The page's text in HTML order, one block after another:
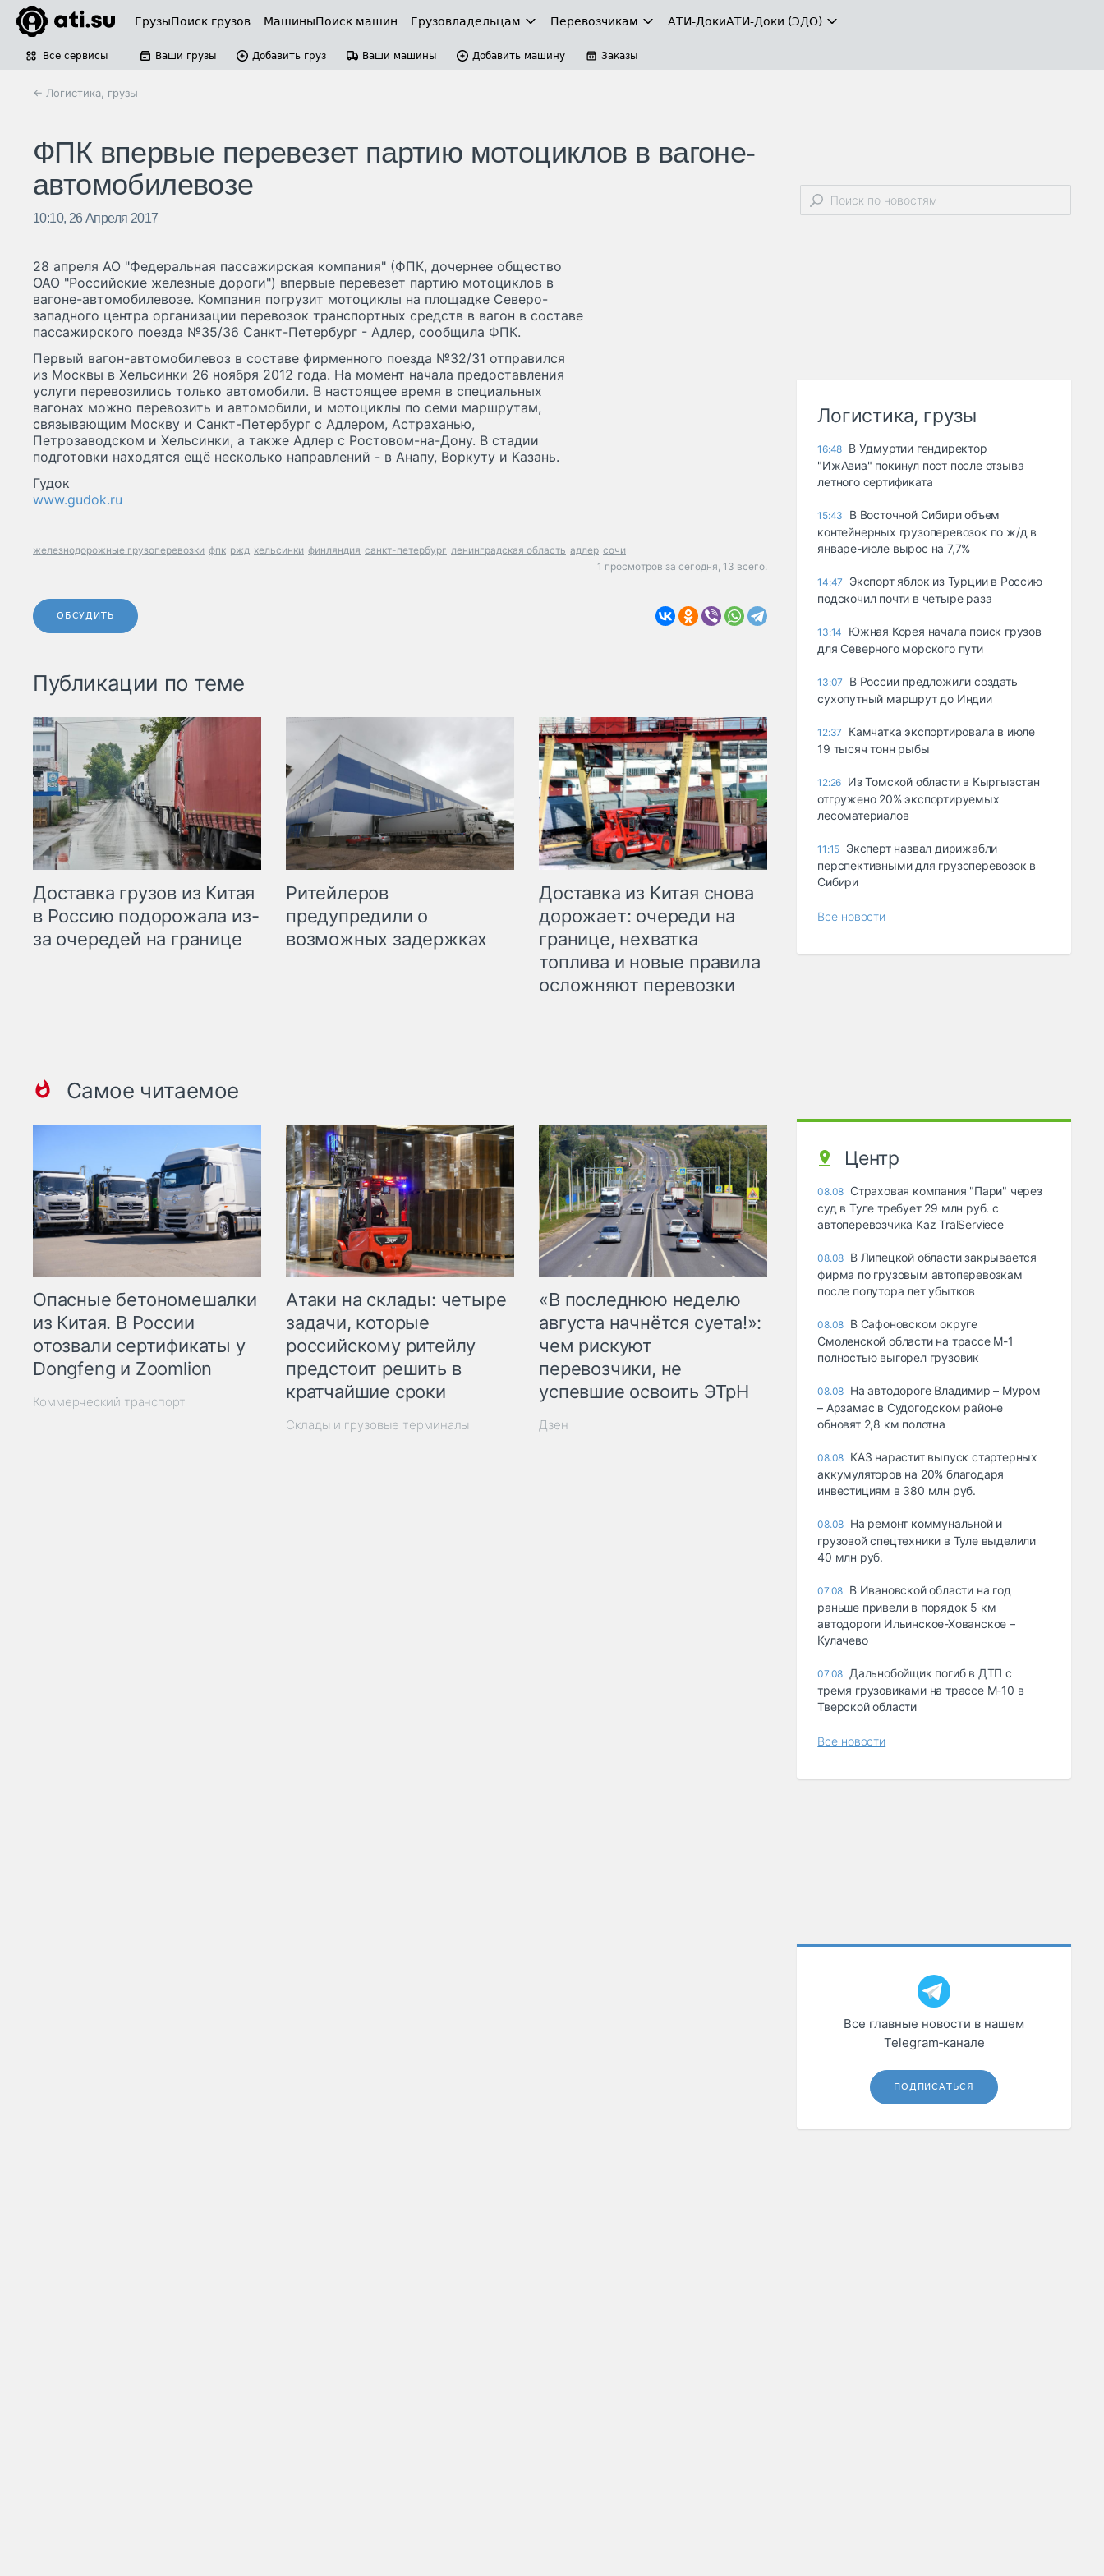
ГрузыПоиск грузов МашиныПоиск машин Грузовладельцам Перевозчикам АТИ-ДокиАТИ-Доки (ЭДО)
Все сервисы Ваши грузы Добавить груз Ваши машины Добавить машину Заказы
← Логистика, грузы
ФПК впервые перевезет партию мотоциклов в вагоне-
автомобилевозе
10:10, 26 Апреля 2017
28 апреля АО "Федеральная пассажирская компания" (ФПК, дочернее общество
ОАО "Российские железные дороги") впервые перевезет партию мотоциклов в
вагоне-автомобилевозе. Компания погрузит мотоциклы на площадке Северо-
западного центра организации перевозок транспортных средств в вагон в составе
пассажирского поезда №35/36 Санкт-Петербург - Адлер, сообщила ФПК.
Первый вагон-автомобилевоз в составе фирменного поезда №32/31 отправился
из Москвы в Хельсинки 26 ноября 2012 года. На момент начала предоставления
услуги перевозились только автомобили. В настоящее время в специальных
вагонах можно перевозить и автомобили, и мотоциклы по семи маршрутам,
связывающим Москву и Санкт-Петербург с Адлером, Астраханью,
Петрозаводском и Хельсинки, а также Адлер с Ростовом-на-Дону. В стадии
подготовки находятся ещё несколько направлений - в Анапу, Воркуту и Казань.
Гудок
www.gudok.ru
железнодорожные грузоперевозки фпк ржд хельсинки финляндия санкт-петербург ленинградская область адлер сочи
1 просмотров за сегодня, 13 всего.
ОБСУДИТЬ
Публикации по теме
Доставка грузов из Китая
в Россию подорожала из-
за очередей на границе
Ритейлеров
предупредили о
возможных задержках
Доставка из Китая снова
дорожает: очереди на
границе, нехватка
топлива и новые правила
осложняют перевозки
Самое читаемое
Опасные бетономешалки
из Китая. В России
отозвали сертификаты у
Dongfeng и Zoomlion
Коммерческий транспорт
Атаки на склады: четыре
задачи, которые
российскому ритейлу
предстоит решить в
кратчайшие сроки
Склады и грузовые терминалы
«В последнюю неделю
августа начнётся суета!»:
чем рискуют
перевозчики, не
успевшие освоить ЭТрН
Дзен
Логистика, грузы
16:48 В Удмуртии гендиректор
"ИжАвиа" покинул пост после отзыва
летного сертификата
15:43
В Восточной Сибири объем
контейнерных грузоперевозок по ж/д в
январе-июле вырос на 7,7%
14:47
Экспорт яблок из Турции в Россию
подскочил почти в четыре раза
13:14
Южная Корея начала поиск грузов
для Северного морского пути
13:07
В России предложили создать
сухопутный маршрут до Индии
12:37
Камчатка экспортировала в июле
19 тысяч тонн рыбы
12:26 Из Томской области в Кыргызстан
отгружено 20% экспортируемых
лесоматериалов
11:15 Эксперт назвал дирижабли
перспективными для грузоперевозок в
Сибири
Все новости
Центр
08.08 Страховая компания "Пари" через
суд в Туле требует 29 млн руб. с
автоперевозчика Kaz TralServiece
08.08 В Липецкой области закрывается
фирма по грузовым автоперевозкам
после полутора лет убытков
08.08 В Сафоновском округе
Смоленской области на трассе М-1
полностью выгорел грузовик
08.08 На автодороге Владимир – Муром
– Арзамас в Судогодском районе
обновят 2,8 км полотна
08.08 КАЗ нарастит выпуск стартерных
аккумуляторов на 20% благодаря
инвестициям в 380 млн руб.
08.08 На ремонт коммунальной и
грузовой спецтехники в Туле выделили
40 млн руб.
07.08 В Ивановской области на год
раньше привели в порядок 5 км
автодороги Ильинское-Хованское –
Кулачево
07.08 Дальнобойщик погиб в ДТП с
тремя грузовиками на трассе М-10 в
Тверской области
Все новости
Все главные новости в нашем
Telegram‑канале
ПОДПИСАТЬСЯ